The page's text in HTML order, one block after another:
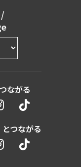
/
ながる
つながる